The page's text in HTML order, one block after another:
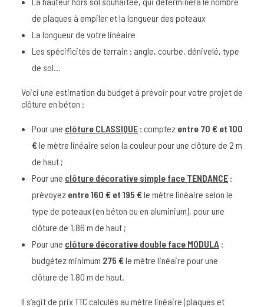
de plaques à empiler et la longueur des poteaux
La longueur de votre linéaire
Les spécificités de terrain : angle, courbe, dénivelé, type
de sol…
Voici une estimation du budget à prévoir pour votre projet de
clôture en béton :
Pour une clôture CLASSIQUE : comptez entre 70 € et 100
€le mètre linéaire selon la couleur pour une clôture de 2 m
de haut ;
Pour une clôture décorative simple face TENDANCE :
prévoyez entre 160 € et 195 €le mètre linéaire selon le
type de poteaux (en béton ou en aluminium), pour une
clôture de 1,86 m de haut ;
Pour une clôture décorative double face MODULA :
budgétez minimum 275 €le mètre linéaire pour une
clôture de 1,80 m de haut.
Il s’agit de prix TTC calculés au mètre linéaire (plaques et